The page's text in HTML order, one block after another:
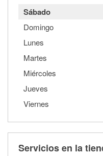
Sábado
Domingo
Lunes
Martes
Miércoles
Jueves
Viernes
Servicios en la